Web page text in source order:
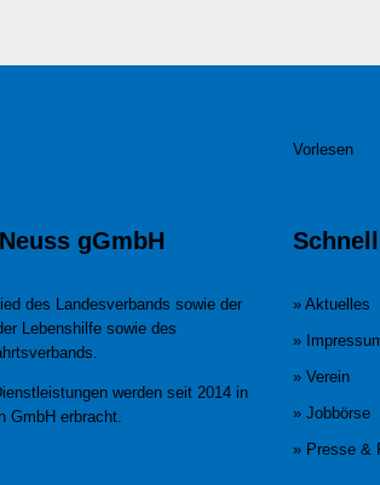
gGmbH
des Landesverbands sowie der
Lebenshilfe sowie des
werden seit 2014 in
GmbH erbracht.
Vorlesen
» Aktuelles
»
» Verein
» Jobbörse
» Presse &